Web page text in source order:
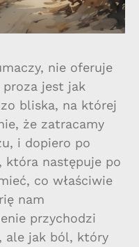
nie oferuje
jest jak
bliska, na której
że zatracamy
i dopiero po
która następuje po
co właściwie
nam
przychodzi
ale jak ból, który